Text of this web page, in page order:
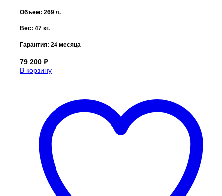
Объем: 269 л.
Вес: 47 кг.
Гарантия: 24 месяца
79 200 ₽
В корзину